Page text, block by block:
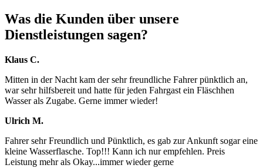
Was die Kunden über unsere
Dienstleistungen sagen?
Klaus C.
Mitten in der Nacht kam der sehr freundliche Fahrer pünktlich an,
war sehr hilfsbereit und hatte für jeden Fahrgast ein Fläschhen
Wasser als Zugabe. Gerne immer wieder!
Ulrich M.
Fahrer sehr Freundlich und Pünktlich, es gab zur Ankunft sogar eine
kleine Wasserflasche. Top!!! Kann ich nur empfehlen. Preis
Leistung mehr als Okay...immer wieder gerne